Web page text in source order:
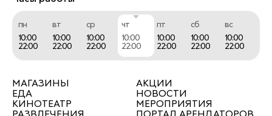
пн
10:00
22:00
вт
10:00
22:00
ср
10:00
22:00
чт
10:00
22:00
пт
10:00
22:00
сб
10:00
22:00
вс
10:00
22:00
МАГАЗИНЫ
ЕДА
КИНОТЕАТР
АКЦИИ
НОВОСТИ
МЕРОПРИЯТИЯ